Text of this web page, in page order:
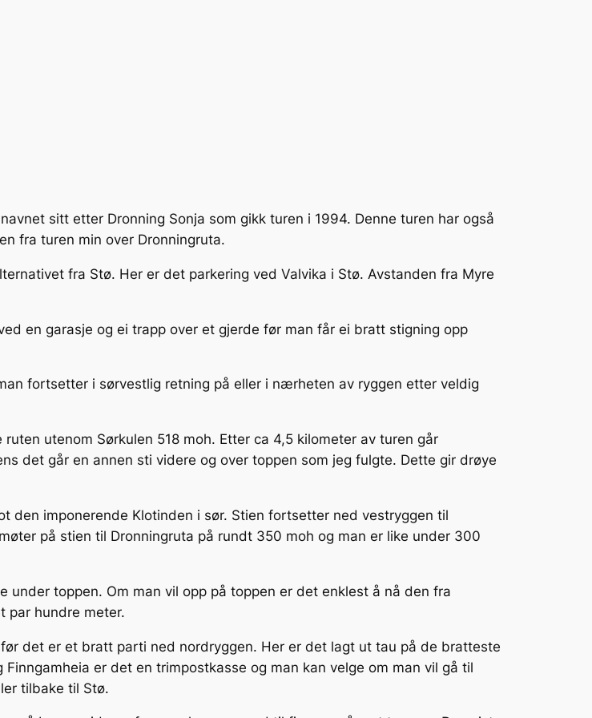
sitt etter Dronning Sonja som gikk turen i 1994. Denne turen har også
fra turen min over Dronningruta.
fra Stø. Her er det parkering ved Valvika i Stø. Avstanden fra Myre
en garasje og ei trapp over et gjerde før man får ei bratt stigning opp
fortsetter i sørvestlig retning på eller i nærheten av ryggen etter veldig
utenom Sørkulen 518 moh. Etter ca 4,5 kilometer av turen går
det går en annen sti videre og over toppen som jeg fulgte. Dette gir drøye
den imponerende Klotinden i sør. Stien fortsetter ned vestryggen til
på stien til Dronningruta på rundt 350 moh og man er like under 300
under toppen. Om man vil opp på toppen er det enklest å nå den fra
par hundre meter.
det er et bratt parti ned nordryggen. Her er det lagt ut tau på de bratteste
er det en trimpostkasse og man kan velge om man vil gå til
tilbake til Stø.